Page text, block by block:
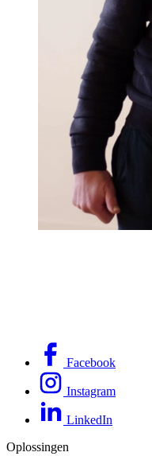
Facebook
Instagram
LinkedIn
Oplossingen